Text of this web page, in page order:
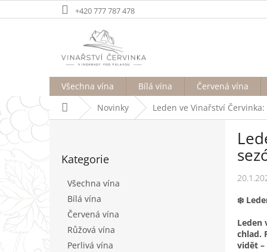
na
+420 777 787 478
Všechna vína Bílá vína Červená vína
Domů Novinky Leden ve Vinařství
p
kategorie
Kategorie
Všechna vína
Bílá vína
Červená vína
Růžová vína
Perlivá vína
❄️
Leden
chlad.
vidět –